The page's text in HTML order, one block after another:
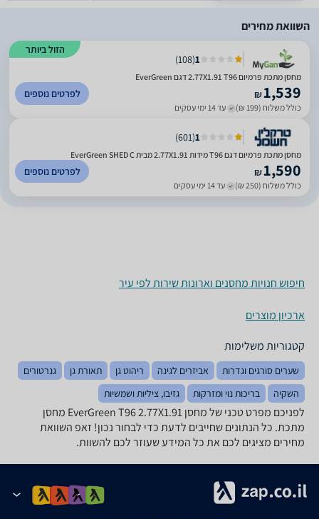
השוואת מחירים
הזול ביותר
1
(
108
)
מחסן מתכת פרמיום 2.77X1.91 T96 דגם EverGreen
₪1,539
כולל משלוח (199 ₪) עד 14 ימי עסקים
לפרטים נוספים
1
(
601
)
מחסן מתכת פרמיום דגם T96 מידות 2.77X1.91 מבית EverGreen SHED C
₪1,590
כולל משלוח (250 ₪) עד 14 ימי עסקים
לפרטים נוספים
חיפוש חנויות מחסנים וארונות שירות לפי עיר
ארכיון מוצרים
קטגוריות משלימות
שערים סורגים וגדרות אביזרים לגינה ריהוט גן תאורת גן
גנרטורים
השקיה
בריכות נוי ומזרקות גזיבו, ציליות ושמשיות
לפניכם מפרט טכני של ‏מחסן EverGreen T96 2.77X1.91 מחסן
מתכת. כל הנתונים שחייבים לדעת כדי לבחור נכון! זאפ השוואת
מחירים מציגים לכם את כל המידע שעוזר לכם להשוות.